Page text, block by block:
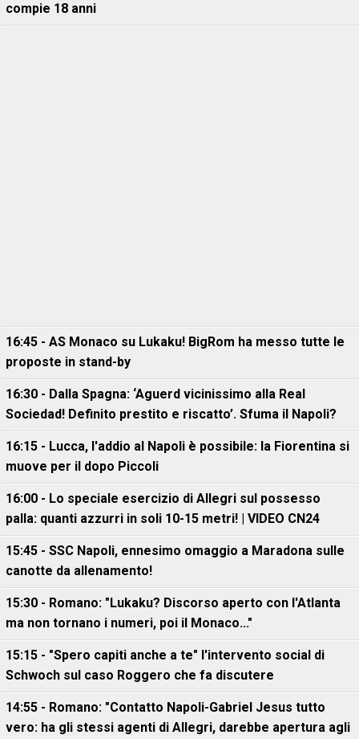
compie 18 anni
16:45 - AS Monaco su Lukaku! BigRom ha messo tutte le
proposte in stand-by
16:30 - Dalla Spagna: ‘Aguerd vicinissimo alla Real
Sociedad! Definito prestito e riscatto’. Sfuma il Napoli?
16:15 - Lucca, l'addio al Napoli è possibile: la Fiorentina si
muove per il dopo Piccoli
16:00 - Lo speciale esercizio di Allegri sul possesso
palla: quanti azzurri in soli 10-15 metri! | VIDEO CN24
15:45 - SSC Napoli, ennesimo omaggio a Maradona sulle
canotte da allenamento!
15:30 - Romano: "Lukaku? Discorso aperto con l'Atlanta
ma non tornano i numeri, poi il Monaco..."
15:15 - "Spero capiti anche a te" l'intervento social di
Schwoch sul caso Roggero che fa discutere
14:55 - Romano: "Contatto Napoli-Gabriel Jesus tutto
vero: ha gli stessi agenti di Allegri, darebbe apertura agli